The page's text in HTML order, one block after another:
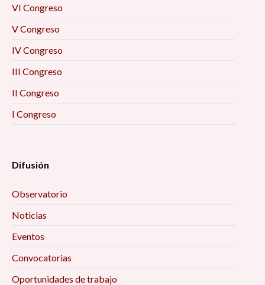
VI Congreso
V Congreso
IV Congreso
III Congreso
II Congreso
I Congreso
Difusión
Observatorio
Noticias
Eventos
Convocatorias
Oportunidades de trabajo